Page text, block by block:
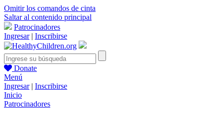
Omitir los comandos de cinta
Saltar al contenido principal
Patrocinadores
Ingresar| Inscribirse
Donate
Menú
Ingresar| Inscribirse
Inicio
Patrocinadores